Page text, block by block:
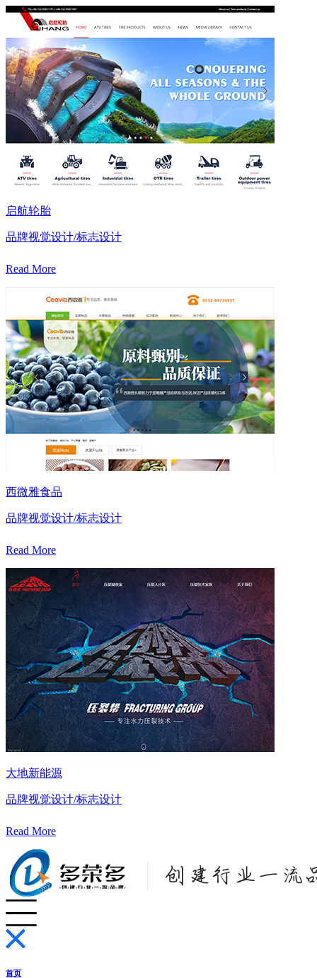
启航轮胎
品牌视觉设计/标志设计
Read More
西微雅食品
品牌视觉设计/标志设计
Read More
大地新能源
品牌视觉设计/标志设计
Read More
首页